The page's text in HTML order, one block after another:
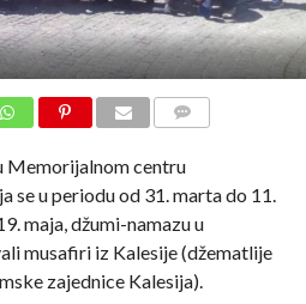
Memorijalnom centru
se u periodu od 31. marta do 11.
maja, džumi-namazu u
musafiri iz Kalesije (džematlije
zajednice Kalesija).